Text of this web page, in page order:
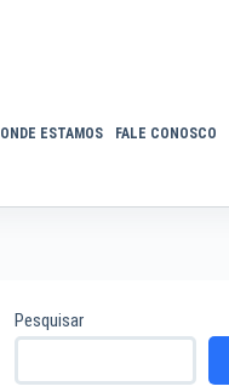
ONDE ESTAMOS FALE CONOSCO
Pesquisar